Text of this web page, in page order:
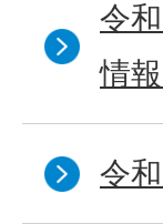
令
情
令